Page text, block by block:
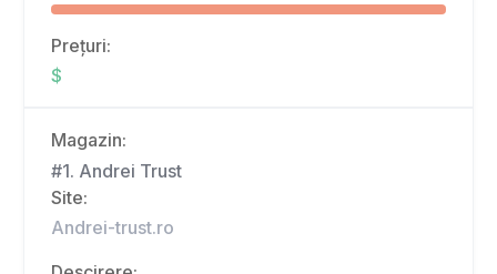
Prețuri:
$
Magazin:
#1. Andrei Trust
Site:
Andrei-trust.ro